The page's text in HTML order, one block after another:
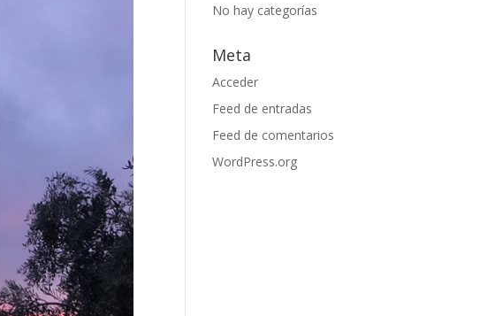
No hay categorías
Meta
Acceder
Feed de entradas
Feed de comentarios
WordPress.org